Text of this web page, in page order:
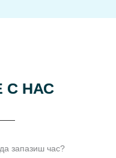
С НАС
запазиш час?